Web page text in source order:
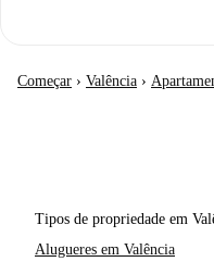
Começar › Valência ›
Tipos de propriedade em
Alugueres em Valência